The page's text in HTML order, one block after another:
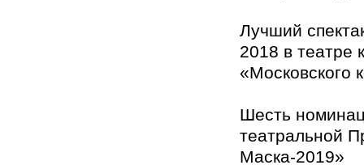
Лучший
2018 в театре
«Московского
Шесть
театральной
Маска-2019»